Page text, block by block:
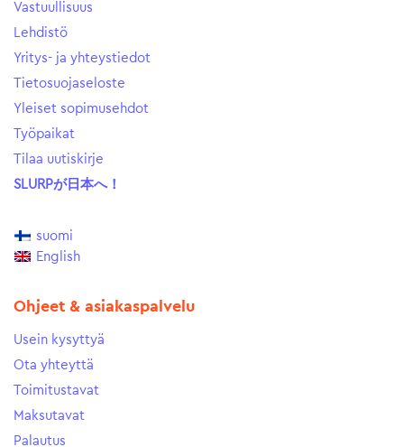
Vastuullisuus
Lehdistö
Yritys- ja yhteystiedot
Tietosuojaseloste
Yleiset sopimusehdot
Työpaikat
Tilaa uutiskirje
SLURPが日本へ！
suomi
English
Ohjeet & asiakaspalvelu
Usein kysyttyä
Ota yhteyttä
Toimitustavat
Maksutavat
Palautus